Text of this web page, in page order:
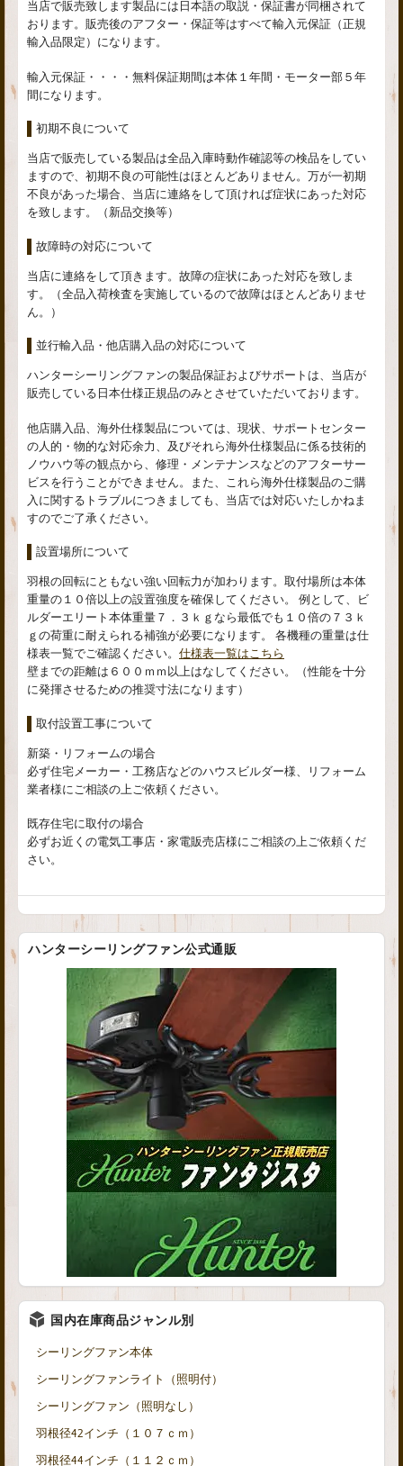
当店で販売致します製品には日本語の取説・保証書が同梱されて
おります。販売後のアフター・保証等はすべて輸入元保証（正規
輸入品限定）になります。
輸入元保証・・・・無料保証期間は本体１年間・モーター部５年
間になります。
初期不良について
当店で販売している製品は全品入庫時動作確認等の検品をしてい
ますので、初期不良の可能性はほとんどありません。万が一初期
不良があった場合、当店に連絡をして頂ければ症状にあった対応
を致します。（新品交換等）
故障時の対応について
当店に連絡をして頂きます。故障の症状にあった対応を致しま
す。（全品入荷検査を実施しているので故障はほとんどありませ
ん。）
並行輸入品・他店購入品の対応について
ハンターシーリングファンの製品保証およびサポートは、当店が
販売している日本仕様正規品のみとさせていただいております。
他店購入品、海外仕様製品については、現状、サポートセンター
の人的・物的な対応余力、及びそれら海外仕様製品に係る技術的
ノウハウ等の観点から、修理・メンテナンスなどのアフターサー
ビスを行うことができません。また、これら海外仕様製品のご購
入に関するトラブルにつきましても、当店では対応いたしかねま
すのでご了承ください。
設置場所について
羽根の回転にともない強い回転力が加わります。取付場所は本体
重量の１０倍以上の設置強度を確保してください。 例として、ビ
ルダーエリート本体重量７．３ｋｇなら最低でも１０倍の７３ｋ
ｇの荷重に耐えられる補強が必要になります。 各機種の重量は仕
様表一覧でご確認ください。 仕様表一覧はこちら
壁までの距離は６００ｍｍ以上はなしてください。（性能を十分
に発揮させるための推奨寸法になります）
取付設置工事について
新築・リフォームの場合
必ず住宅メーカー・工務店などのハウスビルダー様、リフォーム
業者様にご相談の上ご依頼ください。
既存住宅に取付の場合
必ずお近くの電気工事店・家電販売店様にご相談の上ご依頼くだ
さい。
ハンターシーリングファン公式通販
国内在庫商品ジャンル別
シーリングファン本体
シーリングファンライト（照明付）
シーリングファン（照明なし）
羽根径42インチ（１０７ｃｍ）
羽根径44インチ（１１２ｃｍ）